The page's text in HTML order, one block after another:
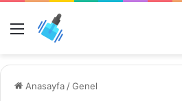
Menü
Anasayfa /Genel